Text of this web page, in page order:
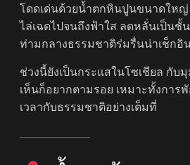
โดดเด่นด้วยน้ำตกหินปูนขนาดใหญ่
ไล่เฉดไปจนถึงฟ้าใส ลดหลั่นเป็นชั้
ท่ามกลางธรรมชาติร่มรื่นน่าเช็กอิ
ช่วงนี้ยังเป็นกระแสในโซเชียล กับ
เห็นก็อยากตามรอย เหมาะทั้งการ
เวลากับธรรมชาติอย่างเต็มที่